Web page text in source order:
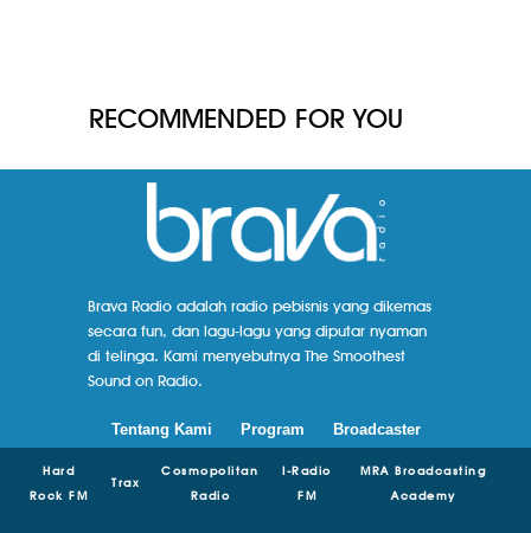
RECOMMENDED FOR YOU
Brava Radio adalah radio pebisnis yang dikemas
secara fun, dan lagu-lagu yang diputar nyaman
di telinga. Kami menyebutnya The Smoothest
Sound on Radio.
Tentang Kami Program Broadcaster
Hard
Rock FM
Trax
Cosmopolitan
Radio
I-Radio
FM
MRA Broadcasting
Academy